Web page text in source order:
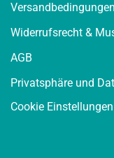
Versandbedingungen
Widerrufsrecht &
AGB
Privatsphäre und
Cookie Einstellungen